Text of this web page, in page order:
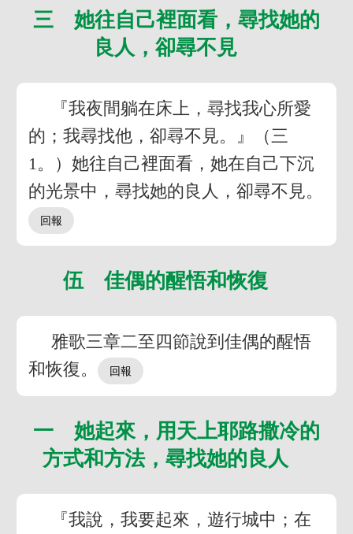
三 她往自己裡面看，尋找她的
良人，卻尋不見
『我夜間躺在床上，尋找我心所愛
的；我尋找他，卻尋不見。』（三
1。）她往自己裡面看，她在自己下沉
的光景中，尋找她的良人，卻尋不見。
伍 佳偶的醒悟和恢復
雅歌三章二至四節說到佳偶的醒悟
和恢復。
一 她起來，用天上耶路撒冷的
方式和方法，尋找她的良人
『我說，我要起來，遊行城中；在